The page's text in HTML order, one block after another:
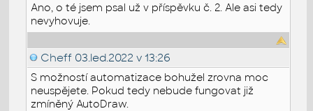
Ano, o té jsem psal už v příspěvku č. 2. Ale asi tedy
nevyhovuje.
Cheff 03.led.2022 v 13:26
S možností automatizace bohužel zrovna moc
neuspějete. Pokud tedy nebude fungovat již
zmíněný AutoDraw.